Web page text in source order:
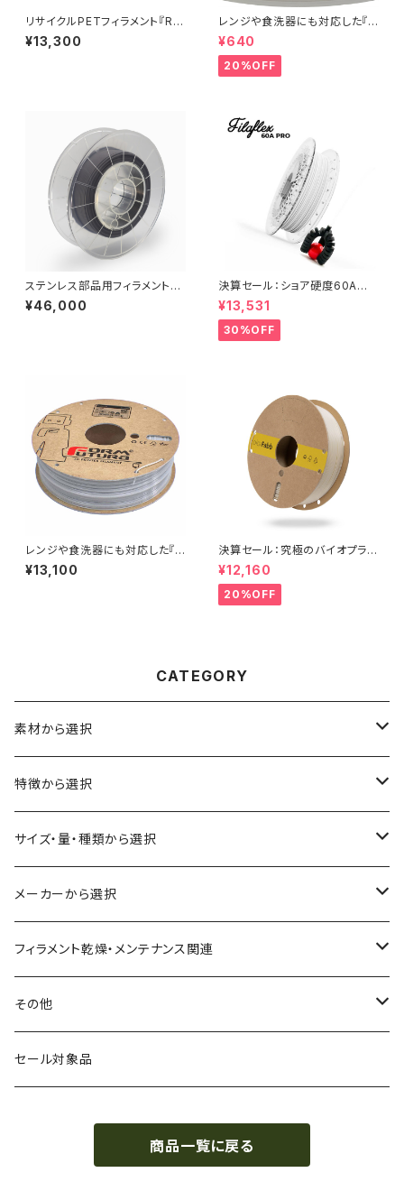
リサイクルPETフィラメント『Re
Form rPET：1000g』
¥13,300
レンジや食洗器にも対応した『C
entaur PP』：お試しサンプル 5
M
¥640
20%OFF
ステンレス部品用フィラメント『C
eraFila SUS316L』
¥46,000
決算セール：ショア硬度60A高
弾性フィラメント『Filaflex 60
A』
¥13,531
30%OFF
レンジや食洗器にも対応した『C
entaur PP』
¥13,100
決算セール：究極のバイオプラス
チックフィラメント『allPHA』
¥12,160
20%OFF
CATEGORY
素材から選択
ABS
ASA（アクリル・スチレン・アクリロニトリル）
CA（セルロース アセテート）
CPE（コポリエステル）
HIPS（スチレン系樹脂）
HTPLA
PA（ナイロン）
特徴から選択
食品対応
導電性
磁性
絶縁性
静電気放電（ESD）
アレルギー物質フリー
サイズ・量・種類から選択
お試し用少量サンプル
フィラメント径：1.75mm
フィラメント径：2.85mm
スプール単位
Bambuコイル対応
メーカーから選択
3D BROOKLYN
3DFuel
3DLAC
フィラメント乾燥・メンテナンス関連
フィラメント乾燥機
クリーニング
その他
交換用スプール
セール対象品
商品一覧に戻る